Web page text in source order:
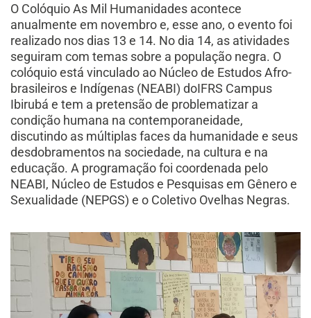
O Colóquio As Mil Humanidades acontece
anualmente em novembro e, esse ano, o evento foi
realizado nos dias 13 e 14. No dia 14, as atividades
seguiram com temas sobre a população negra. O
colóquio está vinculado ao Núcleo de Estudos Afro-
brasileiros e Indígenas (NEABI) doIFRS Campus
Ibirubá e tem a pretensão de problematizar a
condição humana na contemporaneidade,
discutindo as múltiplas faces da humanidade e seus
desdobramentos na sociedade, na cultura e na
educação. A programação foi coordenada pelo
NEABI, Núcleo de Estudos e Pesquisas em Gênero e
Sexualidade (NEPGS) e o Coletivo Ovelhas Negras.